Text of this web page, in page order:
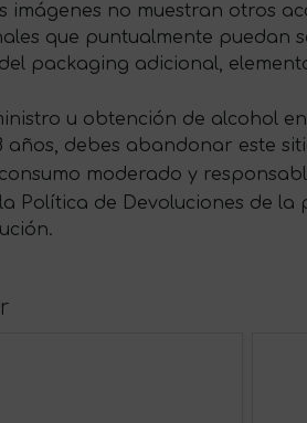
imágenes no muestran otros
que puntualmente puedan
packaging adicional,
u obtención de alcohol
años, debes abandonar este
moderado y
Política de Devoluciones de